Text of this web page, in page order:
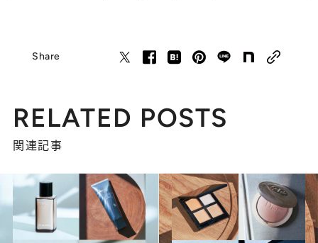
Share
RELATED POSTS
関連記事